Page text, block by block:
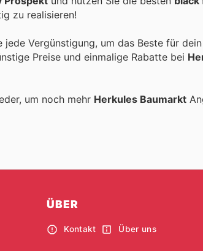
zu realisieren!
Vergünstigung, um das Beste für
Preise und einmalige Rabatte bei
um noch mehr Herkules Baumarkt
ÜBER
Kontakt Über uns